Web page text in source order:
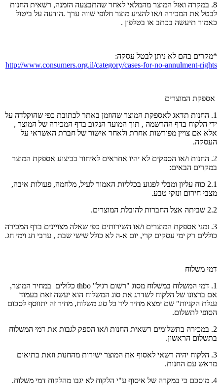
8. במקרה ואזל המוצר מהמלאי לאחר שהתבצעה הזמנה, רשאית החנות
לבטל את המכירה ו/או להציע מוצר חלופי שווה ערך .הודעה על ביטול
כאמור תיעשה בכתב או בטלפון .
*מקרים בהם לא ניתן לבטל עסקה:
http://www.consumers.org.il/category/cases-for-no-annulment-rights
אספקת המוצרים
1. החנות תדאג לאספקת המוצר שהוזמן באתר לכתובת כפי שהוקלדה על
ידי הלקוח בדף ההרשמה , תוך המועד הנקוב בדף המכירה של המוצר ,
אלא אם צויין מפורשות אחרת ולאחר אישור של חברת האשראי על
העסקה.
2. החנות ו/או הספקים לא יהיו אחראים לאיחור בביצוע אספקת המוצר
במקרים הבאים:
2.1 כוח עליון ומבלי לפגוע בכלליות האמור לעיל, מלחמה, פעולות איבה,
מצבי חירום ונזקי טבע.
2.2 שביתה אצל החברות להובלת המוצרים.
3. זמני אספקת המוצרים ו/או השירותים כפי שאלה מצויינים בדף המכירה
כוללים רק ימי עסקים קרי, יום א-ה לא כולל שישי שבת , ערבי חג וימי חג.
דמי משלוח
1. דמי המשלוח במשלוח מסוג "רשום רגיל" thbo כלולים במחיר המוצר,
אם ברצונו של הלקוח לשדרג את סוג המשלוח הוא יעשה זאת בעמוד
עגלת הקניות" שם ימצא מחיר ליד כל סוג משלוח, מחיר זה יתווסף לסכום
הסופי לתשלום.
2. במכירה בתשלומים רשאית החנות ו/או הספק לגבות את דמי המשלוח
בתשלום הראשון.
3. הלקוח יהיה רשאי לאסוף את המוצר ישירות מהחנות וזאת בתיאום
מראש עם החנות.
4. מוסכם כי במקרה של איסוף ע"י הלקוח לא יגבו מהלקוח דמי משלוח.